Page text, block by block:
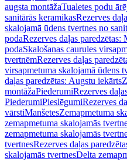
augsta montāžaTualetes podu
sanitārās keramikasRezerves
skalojamā ūdens tvertnes no
podaRezerves daļas paredzētas:
podaSkalošanas caurules
tvertnēmRezerves daļas
virsapmetuma skalojamā ūdens
daļas paredzētas: Augstu iekārts
montāžaPiederumiRezerves
PiederumiPieslēgumiRezerves
vārstiManšetesZemapmetuma
zemapmetuma skalojamās
zemapmetuma skalojamās
tvertnesRezerves daļas
skalojamās tvertnesDelta